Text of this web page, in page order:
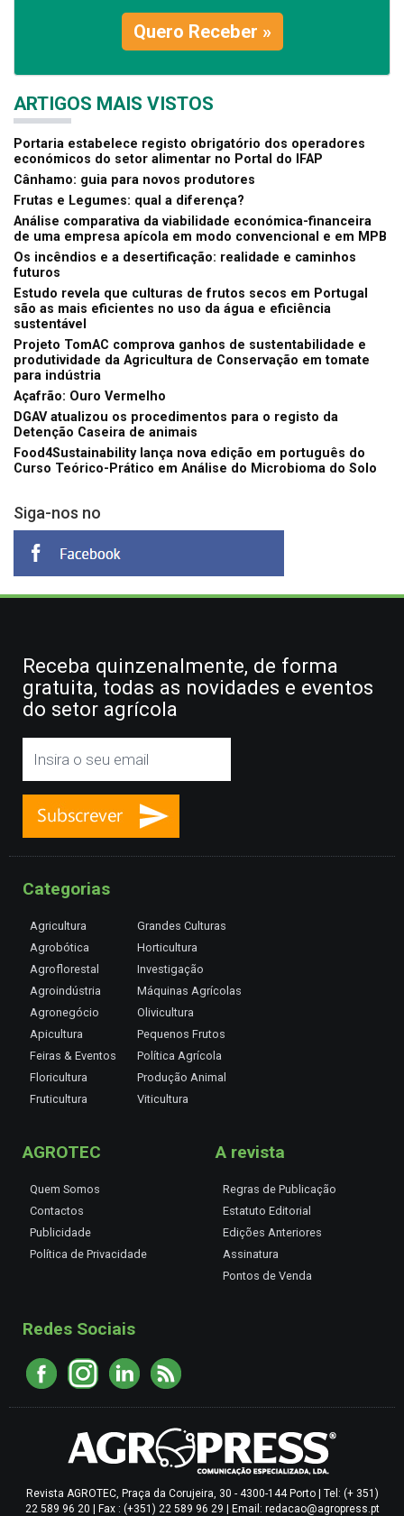
Quero Receber »
ARTIGOS MAIS VISTOS
Portaria estabelece registo obrigatório dos operadores
económicos do setor alimentar no Portal do IFAP
Cânhamo: guia para novos produtores
Frutas e Legumes: qual a diferença?
Análise comparativa da viabilidade económica-financeira
de uma empresa apícola em modo convencional e em MPB
Os incêndios e a desertificação: realidade e caminhos
futuros
Estudo revela que culturas de frutos secos em Portugal
são as mais eficientes no uso da água e eficiência
sustentável
Projeto TomAC comprova ganhos de sustentabilidade e
produtividade da Agricultura de Conservação em tomate
para indústria
Açafrão: Ouro Vermelho
DGAV atualizou os procedimentos para o registo da
Detenção Caseira de animais
Food4Sustainability lança nova edição em português do
Curso Teórico-Prático em Análise do Microbioma do Solo
Siga-nos no
Receba quinzenalmente, de forma
gratuita, todas as novidades e eventos
do setor agrícola
Categorias
Agricultura
Agrobótica
Agroflorestal
Agroindústria
Agronegócio
Apicultura
Feiras & Eventos
Floricultura
Fruticultura
Grandes Culturas
Horticultura
Investigação
Máquinas Agrícolas
Olivicultura
Pequenos Frutos
Política Agrícola
Produção Animal
Viticultura
AGROTEC
Quem Somos
Contactos
Publicidade
Política de Privacidade
A revista
Regras de Publicação
Estatuto Editorial
Edições Anteriores
Assinatura
Pontos de Venda
Redes Sociais
Revista AGROTEC, Praça da Corujeira, 30 - 4300-144 Porto | Tel: (+ 351)
22 589 96 20 | Fax : (+351) 22 589 96 29 | Email: redacao@agropress.pt